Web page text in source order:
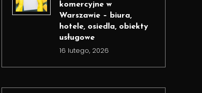
komercyjne w
Warszawie – biura,
hotele, osiedla, obiekty
usługowe
16 lutego, 2026